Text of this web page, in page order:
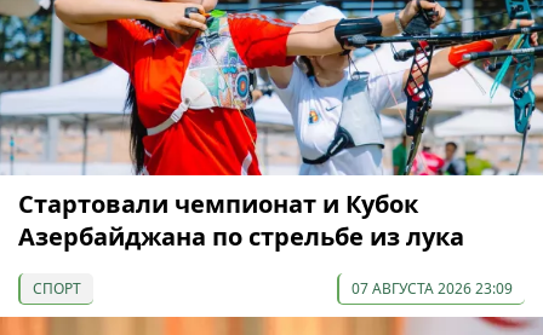
Cтартовали чемпионат и Кубок
Азербайджана по стрельбе из лука
СПОРТ 07 АВГУСТА 2026 23:09